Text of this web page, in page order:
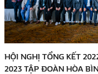
HỘI NGHỊ TỔNG KẾT
2023 TẬP ĐOÀN HÒA